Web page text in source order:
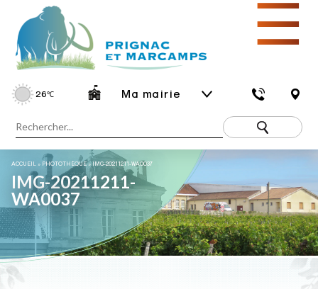
26℃ Ma mairie
☰
ACCUEIL » PHOTOTHÈQUE»IMG-20211211-WA0037
IMG-20211211-
WA0037